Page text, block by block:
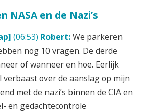
NASA en de Nazi’s
(06:53) Robert:We parkeren
nog 10 vragen. De derde
of wanneer en hoe. Eerlijk
over de aanslag op mijn
met de nazi’s binnen de CIA en
en gedachtecontrole